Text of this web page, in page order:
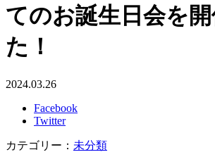
てのお誕生日会を
た！
2024.03.26
Facebook
Twitter
カテゴリー： 未分類